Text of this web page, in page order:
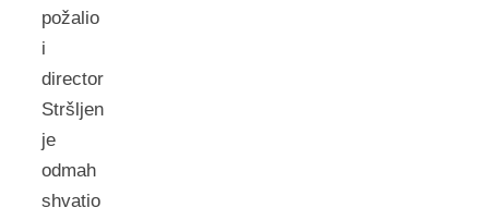
požalio
i
director
Stršljen
je
odmah
shvatio